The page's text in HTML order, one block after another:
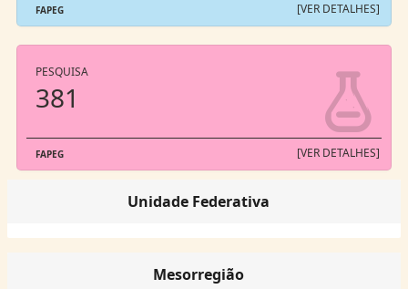
FAPEG [VER DETALHES]
PESQUISA
381
FAPEG [VER DETALHES]
Unidade Federativa
Mesorregião